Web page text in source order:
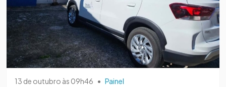
13 de outubro às 09h46 • Painel